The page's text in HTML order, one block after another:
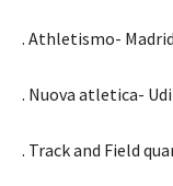
. Athletismo- Madrid
. Nuova atletica-
. Track and Field